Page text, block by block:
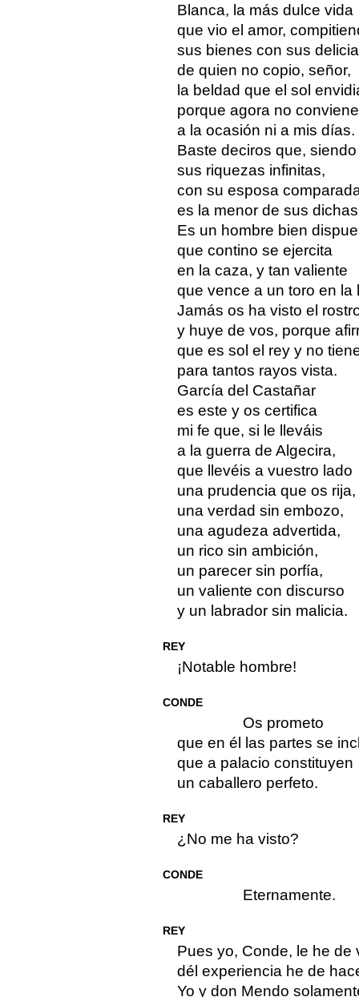
Blanca, la más dulce vida
que vio el amor,
sus bienes con sus
de quien no copio, señor,
la beldad que el sol
porque agora no conviene
a la ocasión ni a mis días.
Baste deciros que, siendo
sus riquezas infinitas,
con su esposa
es la menor de sus
Es un hombre bien
que contino se ejercita
en la caza, y tan valiente
que vence a un toro en la
Jamás os ha visto el
y huye de vos, porque
que es sol el rey y no
para tantos rayos vista.
García del Castañar
es este y os certifica
mi fe que, si le lleváis
a la guerra de Algecira,
que llevéis a vuestro lado
una prudencia que os rija,
una verdad sin embozo,
una agudeza advertida,
un rico sin ambición,
un parecer sin porfía,
un valiente con discurso
y un labrador sin malicia.
REY
¡Notable hombre!
CONDE
Os prometo
que en él las partes se
que a palacio constituyen
un caballero perfeto.
REY
¿No me ha visto?
CONDE
Eternamente.
REY
Pues yo, Conde, le he de
dél experiencia he de
Yo y don Mendo